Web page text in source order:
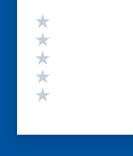
Valutazione